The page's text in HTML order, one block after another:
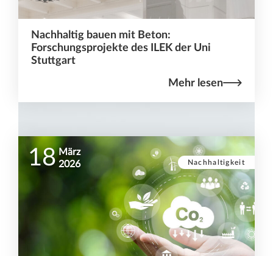
Nachhaltig bauen mit Beton:
Forschungsprojekte des ILEK der Uni
Stuttgart
Mehr lesen
Nachhaltigkeit
18 März
2026